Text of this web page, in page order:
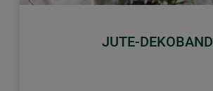
JUTE-DEKOBAND
Zurück